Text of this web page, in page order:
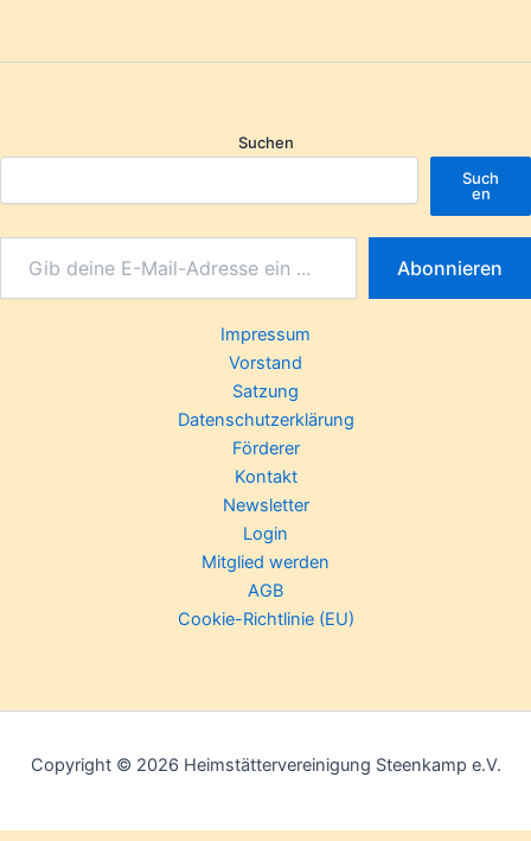
Suchen
Such
en
Abonnieren
Impressum
Vorstand
Satzung
Datenschutzerklärung
Förderer
Kontakt
Newsletter
Login
Mitglied werden
AGB
Cookie-Richtlinie (EU)
Copyright © 2026 Heimstättervereinigung Steenkamp e.V.